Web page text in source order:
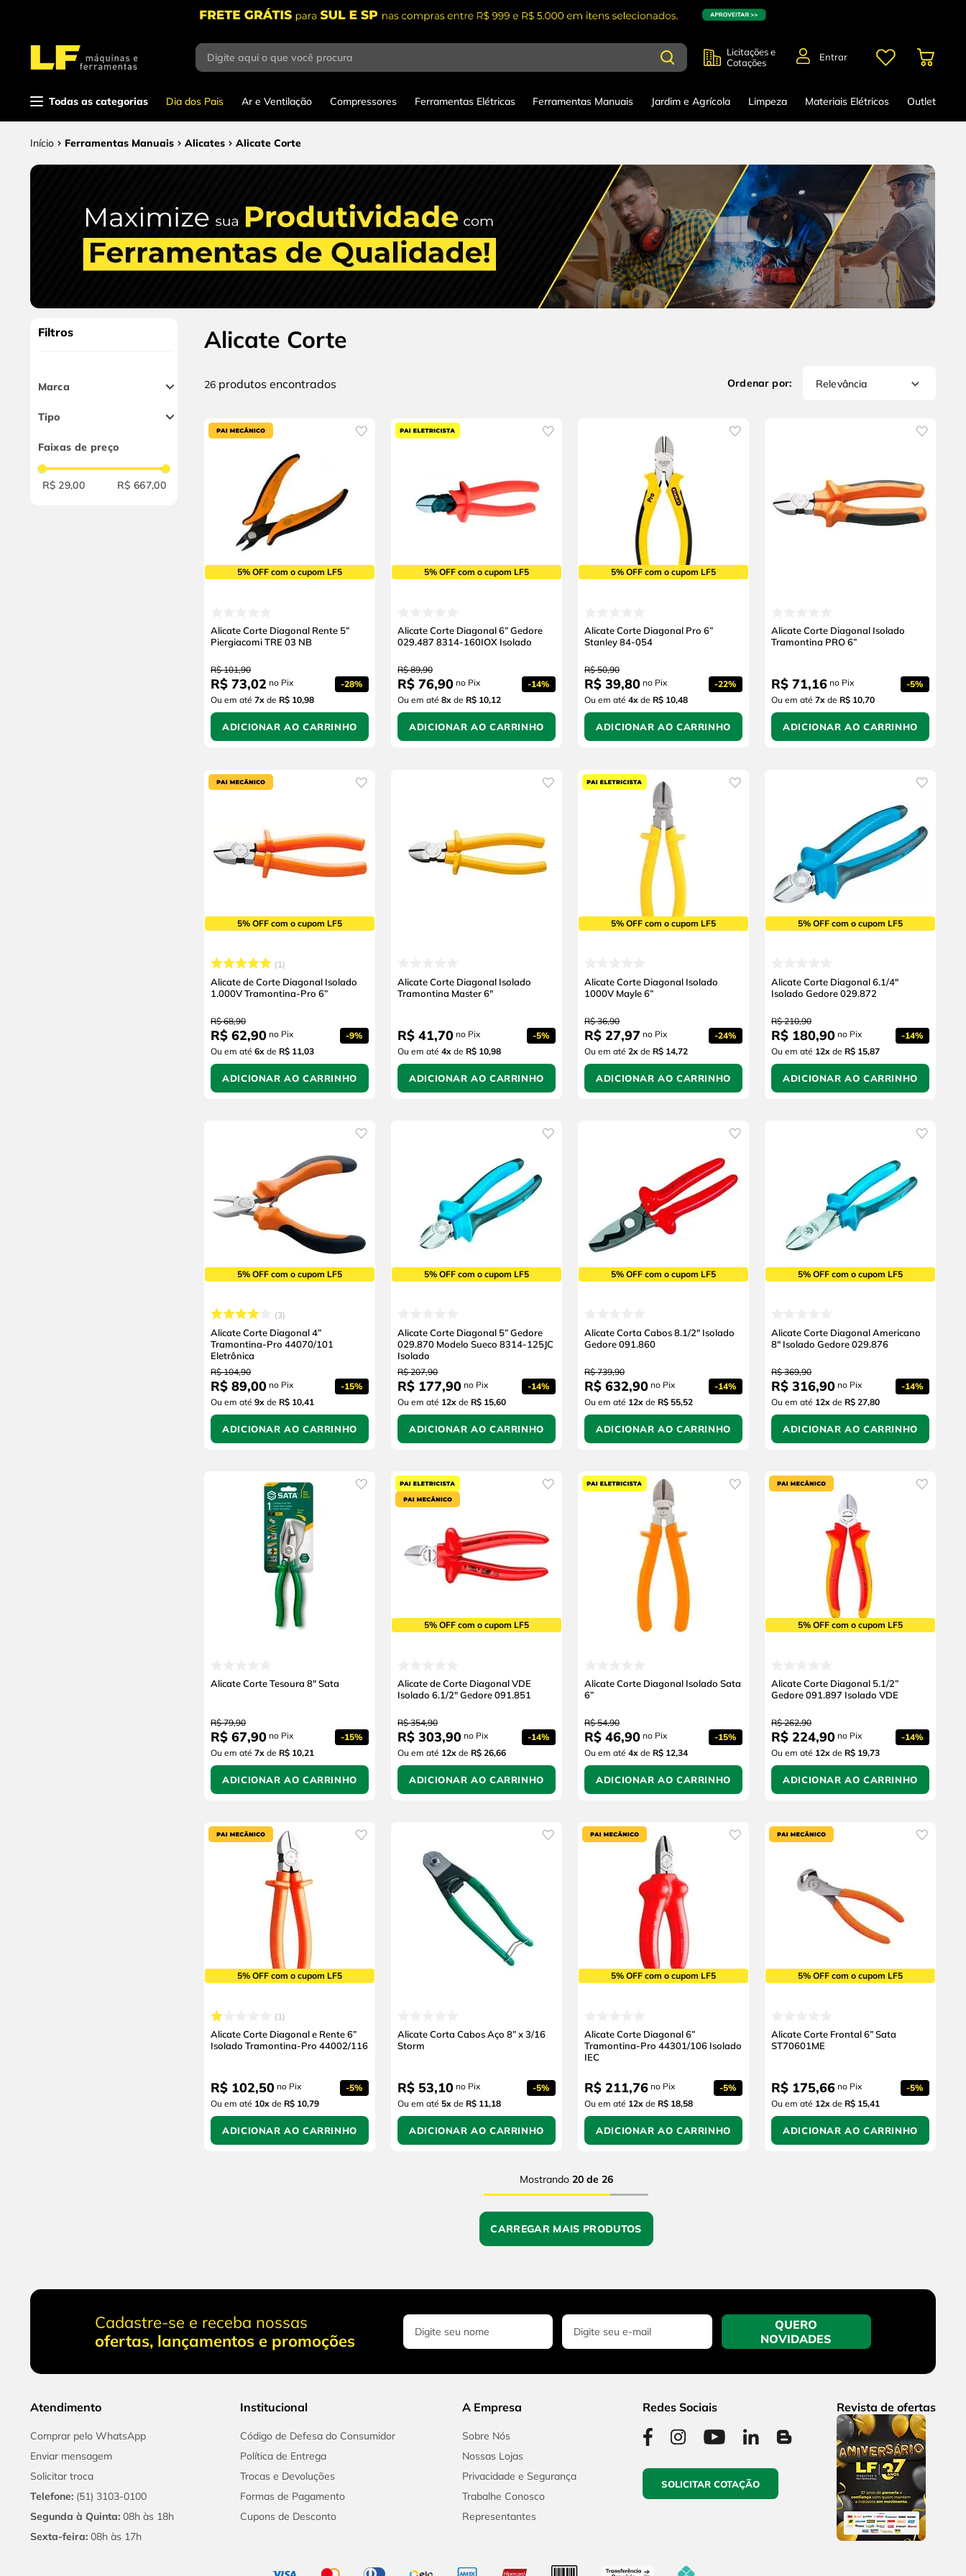
Digite aqui o que você procura
Licitações e
Cotações
Entrar
Todas as categorias Dia dos Pais Ar e Ventilação Compressores Ferramentas Elétricas Ferramentas Manuais Jardim e Agrícola Limpeza Materiais Elétricos Outlet
Ferramentas Manuais Alicates Alicate Corte
Filtros
Marca
Gedore
Sata
Vise Grip
Tipo
Corta Cabos
Faixas de preço
R$ 29,00 R$ 667,00
Alicate Corte
26 produtos Relevância
5% OFF com o cupom LF5
Alicate Corte Diagonal Rente 5”
Piergiacomi TRE 03 NB
R$ 101,90
R$ 73,02 no Pix -28%
Ou em até 7x de R$ 10,98
ADICIONAR AO CARRINHO
5% OFF com o cupom LF5
Alicate Corte Diagonal 6” Gedore
029.487 8314-160IOX Isolado
R$ 89,90
R$ 76,90 no Pix -14%
Ou em até 8x de R$ 10,12
ADICIONAR AO CARRINHO
5% OFF com o cupom LF5
Alicate Corte Diagonal Pro 6”
Stanley 84-054
R$ 50,90
R$ 39,80 no Pix -22%
Ou em até 4x de R$ 10,48
ADICIONAR AO CARRINHO
Alicate Corte Diagonal Isolado
Tramontina PRO 6”
R$ 71,16 no Pix -5%
Ou em até 7x de R$ 10,70
ADICIONAR AO CARRINHO
5% OFF com o cupom LF5
1
Alicate de Corte Diagonal Isolado
1.000V Tramontina-Pro 6”
R$ 68,90
R$ 62,90 no Pix -9%
Ou em até 6x de R$ 11,03
ADICIONAR AO CARRINHO
Alicate Corte Diagonal Isolado
Tramontina Master 6"
R$ 41,70 no Pix -5%
Ou em até 4x de R$ 10,98
ADICIONAR AO CARRINHO
5% OFF com o cupom LF5
Alicate Corte Diagonal Isolado
1000V Mayle 6”
R$ 36,90
R$ 27,97 no Pix -24%
Ou em até 2x de R$ 14,72
ADICIONAR AO CARRINHO
5% OFF com o cupom LF5
Alicate Corte Diagonal 6.1/4"
Isolado Gedore 029.872
R$ 210,90
R$ 180,90 no Pix -14%
Ou em até 12x de R$ 15,87
ADICIONAR AO CARRINHO
5% OFF com o cupom LF5
3
Alicate Corte Diagonal 4”
Tramontina-Pro 44070/101
Eletrônica
R$ 104,90
R$ 89,00 no Pix -15%
Ou em até 9x de R$ 10,41
ADICIONAR AO CARRINHO
5% OFF com o cupom LF5
Alicate Corte Diagonal 5” Gedore
029.870 Modelo Sueco 8314-125JC
Isolado
R$ 207,90
R$ 177,90 no Pix -14%
Ou em até 12x de R$ 15,60
ADICIONAR AO CARRINHO
5% OFF com o cupom LF5
Alicate Corta Cabos 8.1/2" Isolado
Gedore 091.860
R$ 739,90
R$ 632,90 no Pix -14%
Ou em até 12x de R$ 55,52
ADICIONAR AO CARRINHO
5% OFF com o cupom LF5
Alicate Corte Diagonal Americano
8" Isolado Gedore 029.876
R$ 369,90
R$ 316,90 no Pix -14%
Ou em até 12x de R$ 27,80
ADICIONAR AO CARRINHO
Alicate Corte Tesoura 8" Sata
R$ 79,90
R$ 67,90 no Pix -15%
Ou em até 7x de R$ 10,21
ADICIONAR AO CARRINHO
5% OFF com o cupom LF5
Alicate de Corte Diagonal VDE
Isolado 6.1/2" Gedore 091.851
R$ 354,90
R$ 303,90 no Pix -14%
Ou em até 12x de R$ 26,66
ADICIONAR AO CARRINHO
Alicate Corte Diagonal Isolado Sata
6”
R$ 54,90
R$ 46,90 no Pix -15%
Ou em até 4x de R$ 12,34
ADICIONAR AO CARRINHO
5% OFF com o cupom LF5
Alicate Corte Diagonal 5.1/2”
Gedore 091.897 Isolado VDE
R$ 262,90
R$ 224,90 no Pix -14%
Ou em até 12x de R$ 19,73
ADICIONAR AO CARRINHO
5% OFF com o cupom LF5
1
Alicate Corte Diagonal e Rente 6”
Isolado Tramontina-Pro 44002/116
R$ 102,50 no Pix -5%
Ou em até 10x de R$ 10,79
ADICIONAR AO CARRINHO
Alicate Corta Cabos Aço 8” x 3/16
Storm
R$ 53,10 no Pix -5%
Ou em até 5x de R$ 11,18
ADICIONAR AO CARRINHO
5% OFF com o cupom LF5
Alicate Corte Diagonal 6”
Tramontina-Pro 44301/106 Isolado
IEC
R$ 211,76 no Pix -5%
Ou em até 12x de R$ 18,58
ADICIONAR AO CARRINHO
5% OFF com o cupom LF5
Alicate Corte Frontal 6” Sata
ST70601ME
R$ 175,66 no Pix -5%
Ou em até 12x de R$ 15,41
ADICIONAR AO CARRINHO
Mostrando 20 de 26
Cadastre-se e receba nossas
ofertas, lançamentos e promoções
QUERO
NOVIDADES
Atendimento
Comprar pelo WhatsApp
Enviar mensagem
Solicitar troca
Telefone: (51) 3103-0100
Segunda à Quinta: 08h às 18h
Sexta-feira: 08h às 17h
Institucional
Código de Defesa do Consumidor
Política de Entrega
Trocas e Devoluções
Formas de Pagamento
Cupons de Desconto
A Empresa
Sobre Nós
Nossas Lojas
Privacidade e Segurança
Trabalhe Conosco
Representantes
Redes Sociais
SOLICITAR COTAÇÃO
Revista de ofertas
Termos mais buscados
caixa ferramentas
alicate